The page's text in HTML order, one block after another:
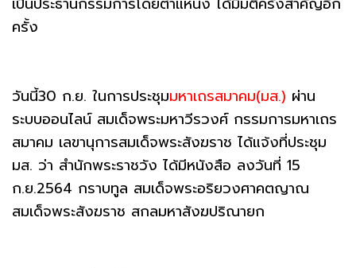
ครั้ง
วันนี้30 ก.ย. ในการประชุมมหาเถรสมาคม(มส.) ผ่าน
ระบบออนไลน์ สมเด็จพระมหาวีรวงศ์ กรรมการมหาเถร
สมาคม เลขานุการสมเด็จพระสังฆราช ได้แจ้งที่ประชุม
มส. ว่า สำนักพระราชวัง ได้มีหนังสือ ลงวันที่ 15
ก.ย.2564 กราบทูล สมเด็จพระอริยวงศาคตญาณ
สมเด็จพระสังฆราช สกลมหาสังฆปริณายก